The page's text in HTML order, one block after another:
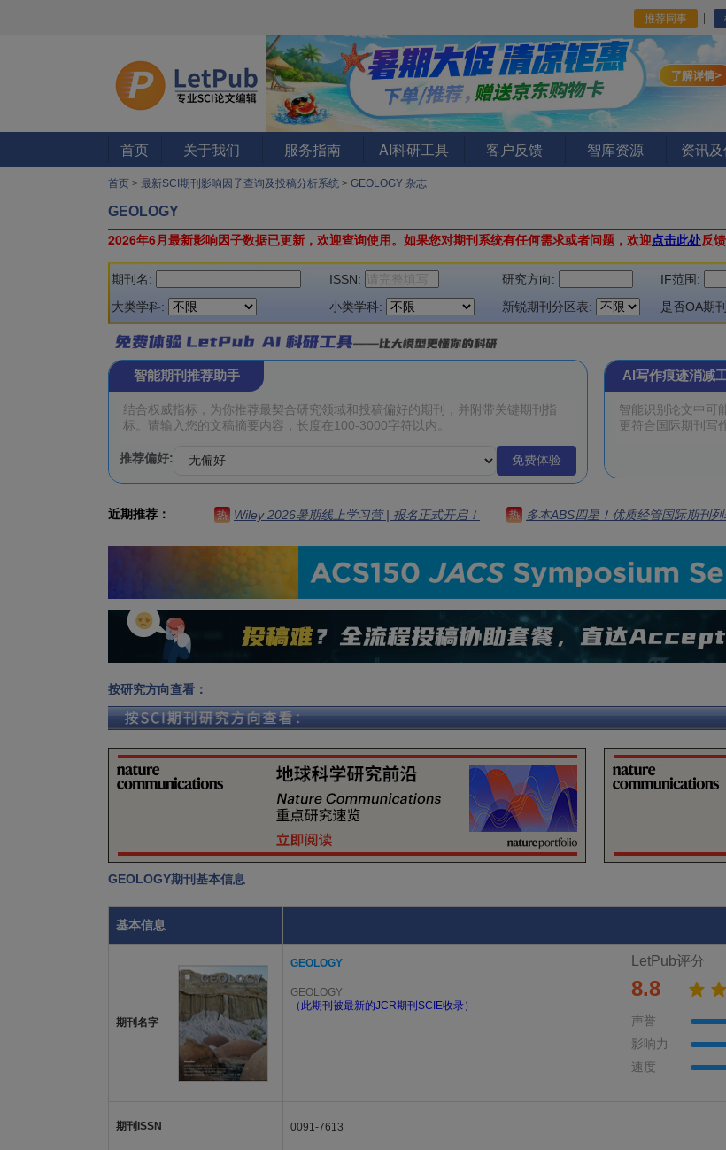
推荐同事
首页 关于我们 服务指南 AI科研工具 客户反馈 智库资源 资讯
首页 > 最新SCI期刊影响因子查询及投稿分析系统 > GEOLOGY 杂志
GEOLOGY
2026年6月最新影响因子数据已更新，欢迎查询使用。 如果您对期刊系统有任何需求或者问题，欢迎点击此处反
期刊名: ISSN: 研究方向: IF范围:
大类学科:
小类学科: 新锐期刊分区表: 是否OA期
智能期刊推荐助手
推荐偏好: 免费体验
AI写作痕迹消减
近期推荐： 热 Wiley 2026暑期线上学习营 | 报名正式开启！ 热 多本ABS四星！优质经管国际期刊列
按研究方向查看：
GEOLOGY期刊基本信息
基本信息
期刊名字
GEOLOGY
GEOLOGY
（此期刊被最新的JCR期刊SCIE收录）
LetPub评分
8.8
声誉
影响力
速度
期刊ISSN 0091-7613